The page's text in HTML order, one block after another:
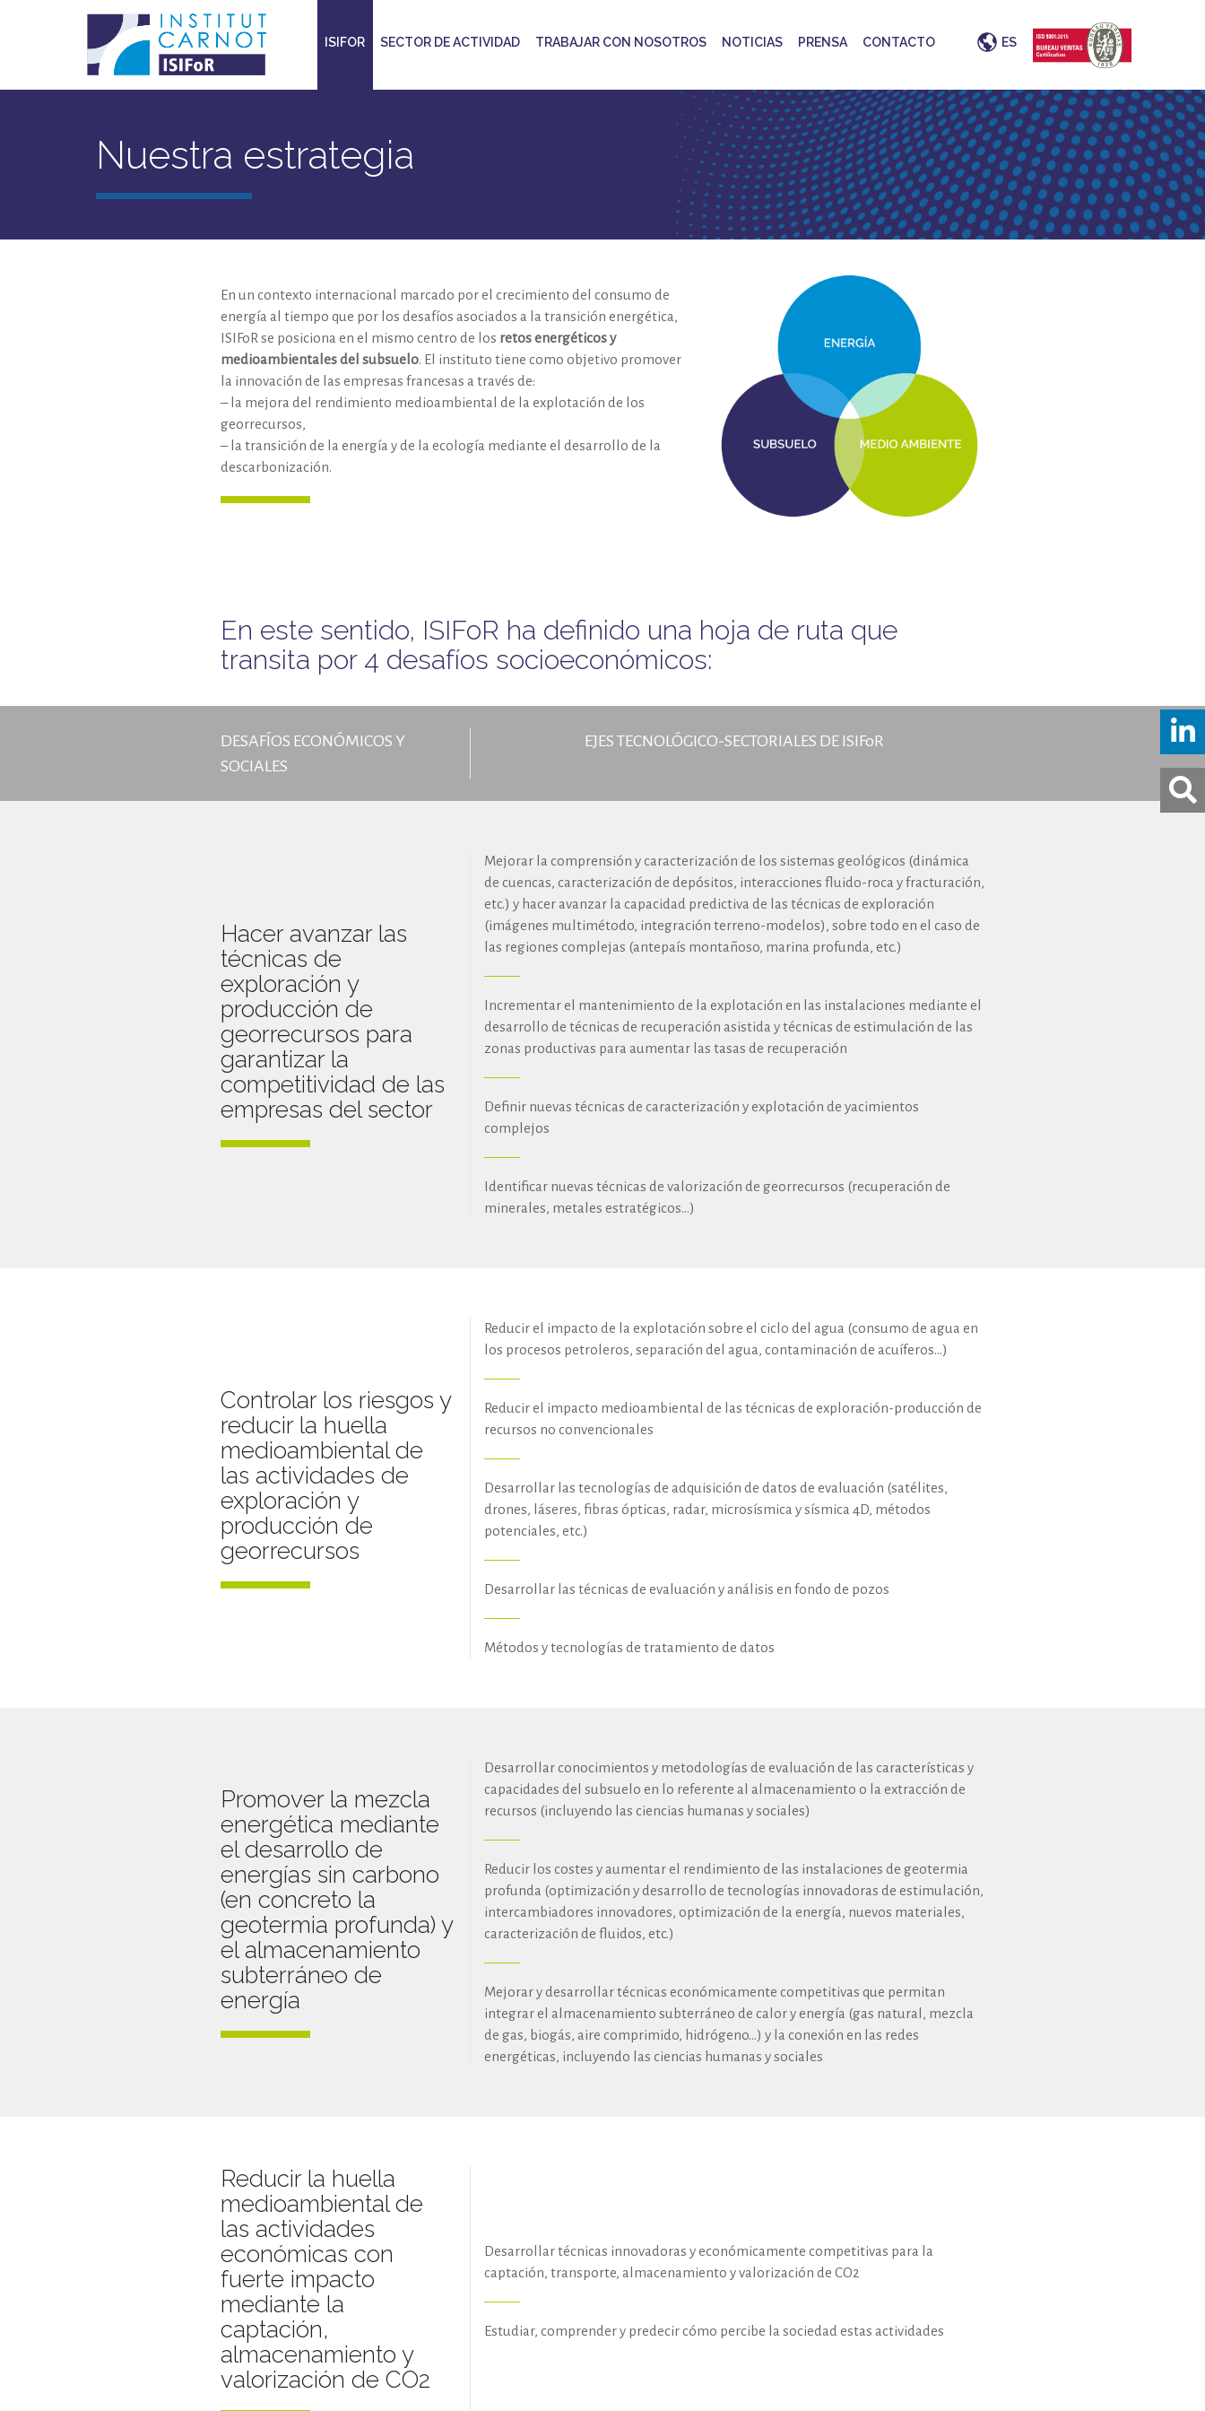
ISIFOR SECTOR DE ACTIVIDAD TRABAJAR CON NOSOTROS NOTICIAS PRENSA CONTACTO ES
Nuestra estrategia
En un contexto internacional marcado por el crecimiento del consumo de
energía al tiempo que por los desafíos asociados a la transición energética,
ISIFoR se posiciona en el mismo centro de los retos energéticos y
medioambientales del subsuelo. El instituto tiene como objetivo promover
la innovación de las empresas francesas a través de:
– la mejora del rendimiento medioambiental de la explotación de los
georrecursos,
– la transición de la energía y de la ecología mediante el desarrollo de la
descarbonización.
En este sentido, ISIFoR ha definido una hoja de ruta que
transita por 4 desafíos socioeconómicos:
DESAFÍOS ECONÓMICOS Y
SOCIALES
EJES TECNOLÓGICO-SECTORIALES DE ISIFoR
Hacer avanzar las
técnicas de
exploración y
producción de
georrecursos para
garantizar la
competitividad de las
empresas del sector
Mejorar la comprensión y caracterización de los sistemas geológicos (dinámica
de cuencas, caracterización de depósitos, interacciones fluido-roca y fracturación,
etc.) y hacer avanzar la capacidad predictiva de las técnicas de exploración
(imágenes multimétodo, integración terreno-modelos), sobre todo en el caso de
las regiones complejas (antepaís montañoso, marina profunda, etc.)
Incrementar el mantenimiento de la explotación en las instalaciones mediante el
desarrollo de técnicas de recuperación asistida y técnicas de estimulación de las
zonas productivas para aumentar las tasas de recuperación
Definir nuevas técnicas de caracterización y explotación de yacimientos
complejos
Identificar nuevas técnicas de valorización de georrecursos (recuperación de
minerales, metales estratégicos…)
Controlar los riesgos y
reducir la huella
medioambiental de
las actividades de
exploración y
producción de
georrecursos
Reducir el impacto de la explotación sobre el ciclo del agua (consumo de agua en
los procesos petroleros, separación del agua, contaminación de acuíferos…)
Reducir el impacto medioambiental de las técnicas de exploración-producción de
recursos no convencionales
Desarrollar las tecnologías de adquisición de datos de evaluación (satélites,
drones, láseres, fibras ópticas, radar, microsísmica y sísmica 4D, métodos
potenciales, etc.)
Desarrollar las técnicas de evaluación y análisis en fondo de pozos
Métodos y tecnologías de tratamiento de datos
Promover la mezcla
energética mediante
el desarrollo de
energías sin carbono
(en concreto la
geotermia profunda) y
el almacenamiento
subterráneo de
energía
Desarrollar conocimientos y metodologías de evaluación de las características y
capacidades del subsuelo en lo referente al almacenamiento o la extracción de
recursos (incluyendo las ciencias humanas y sociales)
Reducir los costes y aumentar el rendimiento de las instalaciones de geotermia
profunda (optimización y desarrollo de tecnologías innovadoras de estimulación,
intercambiadores innovadores, optimización de la energía, nuevos materiales,
caracterización de fluidos, etc.)
Mejorar y desarrollar técnicas económicamente competitivas que permitan
integrar el almacenamiento subterráneo de calor y energía (gas natural, mezcla
de gas, biogás, aire comprimido, hidrógeno…) y la conexión en las redes
energéticas, incluyendo las ciencias humanas y sociales
Reducir la huella
medioambiental de
las actividades
económicas con
fuerte impacto
mediante la
captación,
almacenamiento y
valorización de CO2
Desarrollar técnicas innovadoras y económicamente competitivas para la
captación, transporte, almacenamiento y valorización de CO2
Estudiar, comprender y predecir cómo percibe la sociedad estas actividades